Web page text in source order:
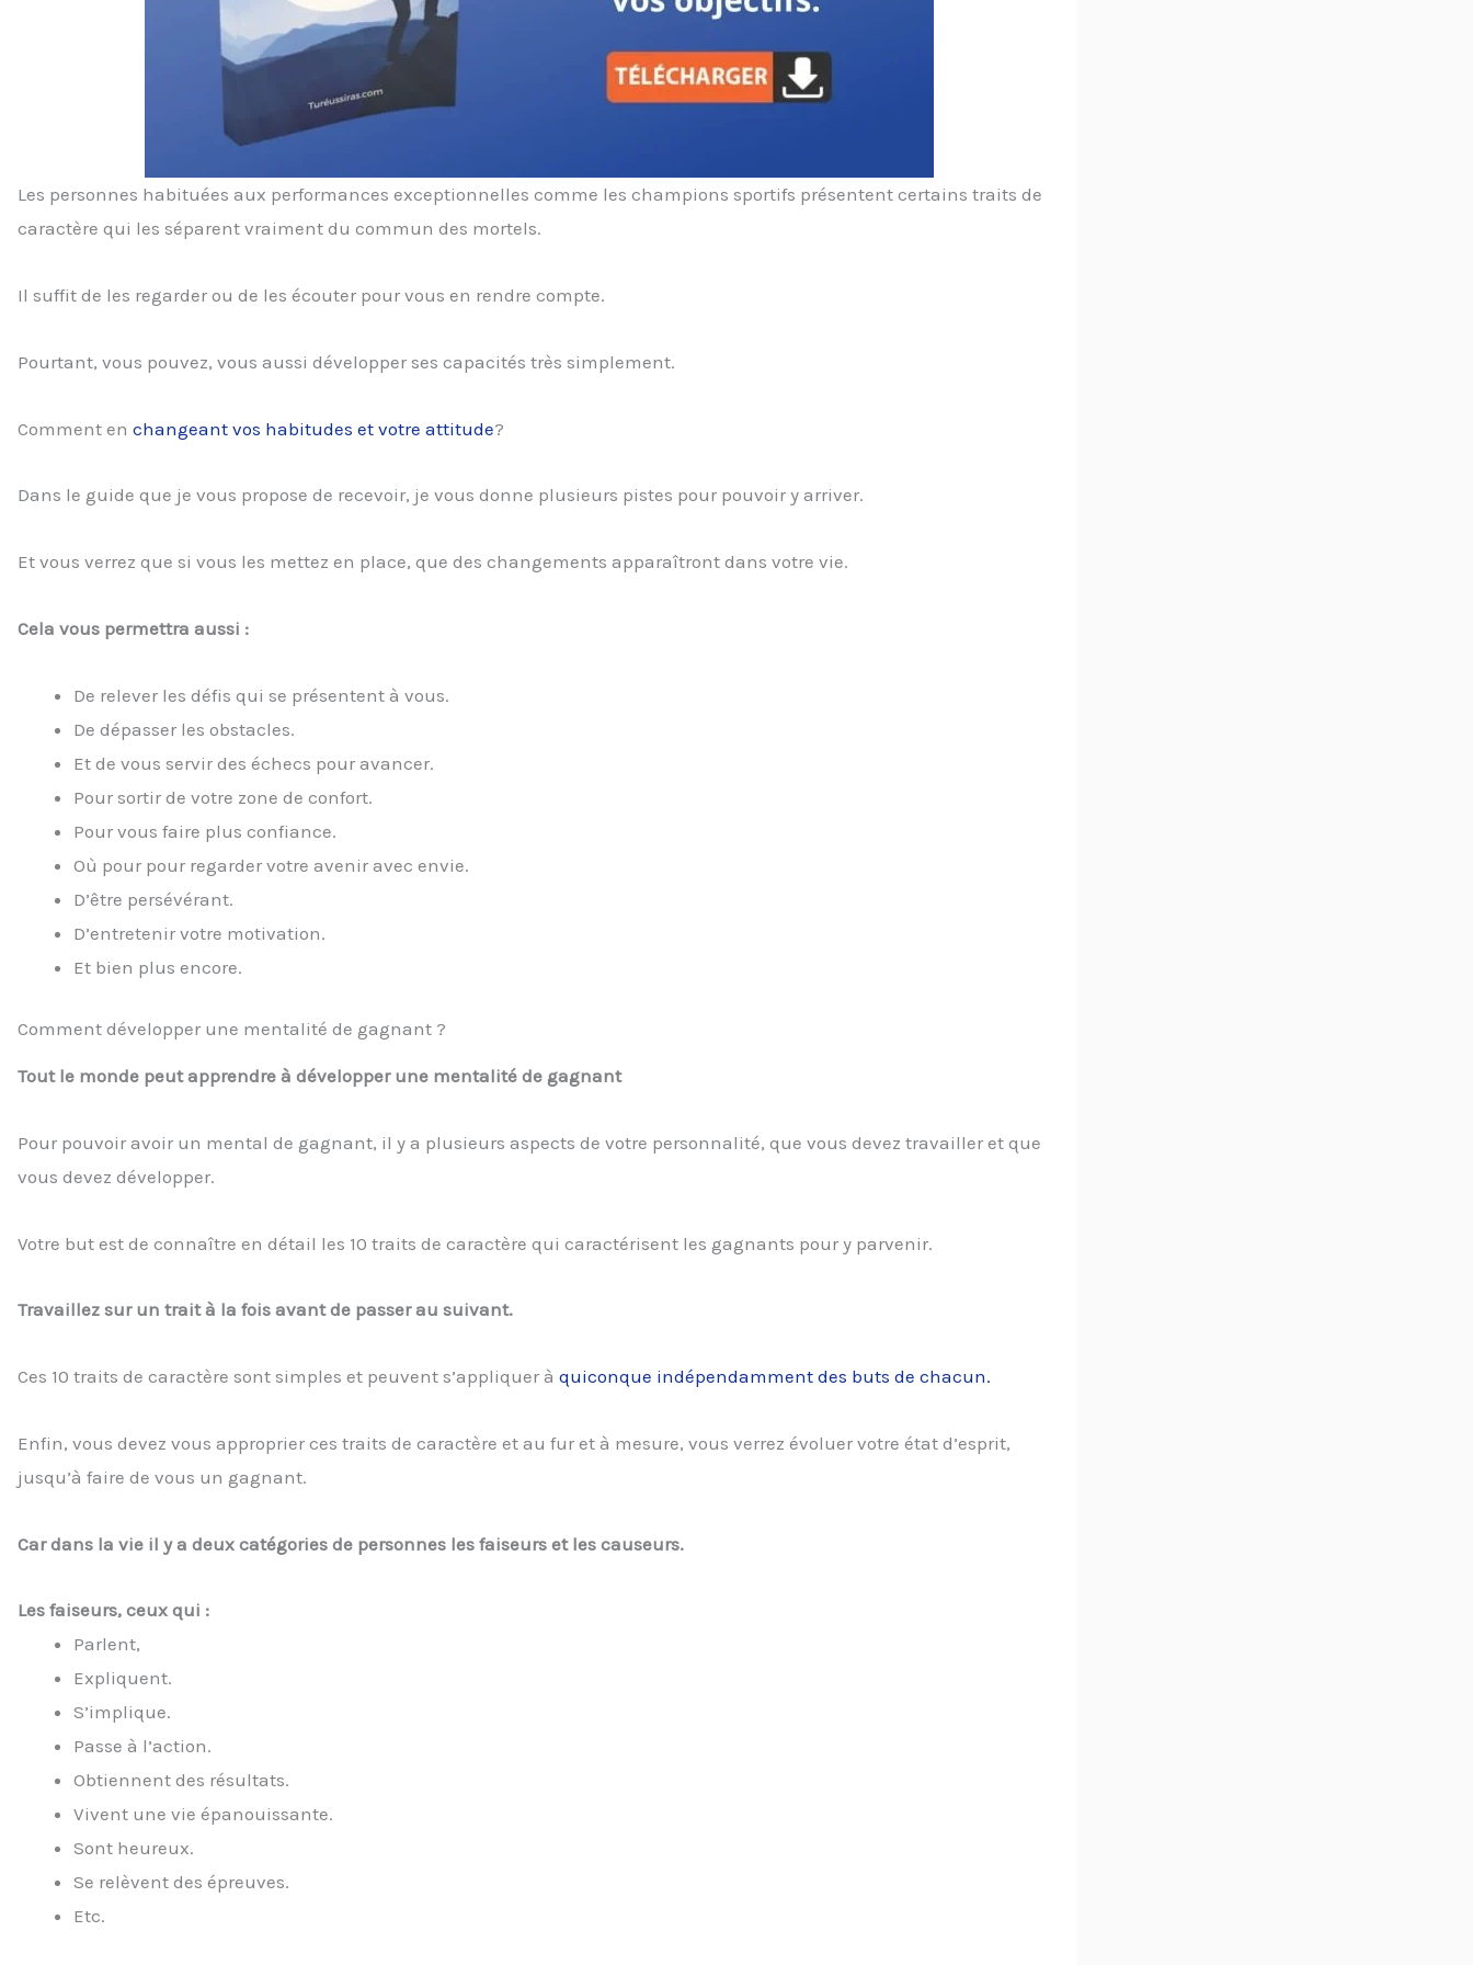
Les personnes habituées aux performances exceptionnelles comme les champions sportifs présentent certains traits de
caractère qui les séparent vraiment du commun des mortels.
Il suffit de les regarder ou de les écouter pour vous en rendre compte.
Pourtant, vous pouvez, vous aussi développer ses capacités très simplement.
Comment en changeant vos habitudes et votre attitude?
Dans le guide que je vous propose de recevoir, je vous donne plusieurs pistes pour pouvoir y arriver.
Et vous verrez que si vous les mettez en place, que des changements apparaîtront dans votre vie.
Cela vous permettra aussi :
De relever les défis qui se présentent à vous.
De dépasser les obstacles.
Et de vous servir des échecs pour avancer.
Pour sortir de votre zone de confort.
Pour vous faire plus confiance.
Où pour pour regarder votre avenir avec envie.
D’être persévérant.
D’entretenir votre motivation.
Et bien plus encore.
Comment développer une mentalité de gagnant ?
Tout le monde peut apprendre à développer une mentalité de gagnant
Pour pouvoir avoir un mental de gagnant, il y a plusieurs aspects de votre personnalité, que vous devez travailler et que
vous devez développer.
Votre but est de connaître en détail les 10 traits de caractère qui caractérisent les gagnants pour y parvenir.
Travaillez sur un trait à la fois avant de passer au suivant.
Ces 10 traits de caractère sont simples et peuvent s’appliquer à quiconque indépendamment des buts de chacun.
Enfin, vous devez vous approprier ces traits de caractère et au fur et à mesure, vous verrez évoluer votre état d’esprit,
jusqu’à faire de vous un gagnant.
Car dans la vie il y a deux catégories de personnes les faiseurs et les causeurs.
Les faiseurs, ceux qui :
Parlent,
Expliquent.
S’implique.
Passe à l’action.
Obtiennent des résultats.
Vivent une vie épanouissante.
Sont heureux.
Se relèvent des épreuves.
Etc.